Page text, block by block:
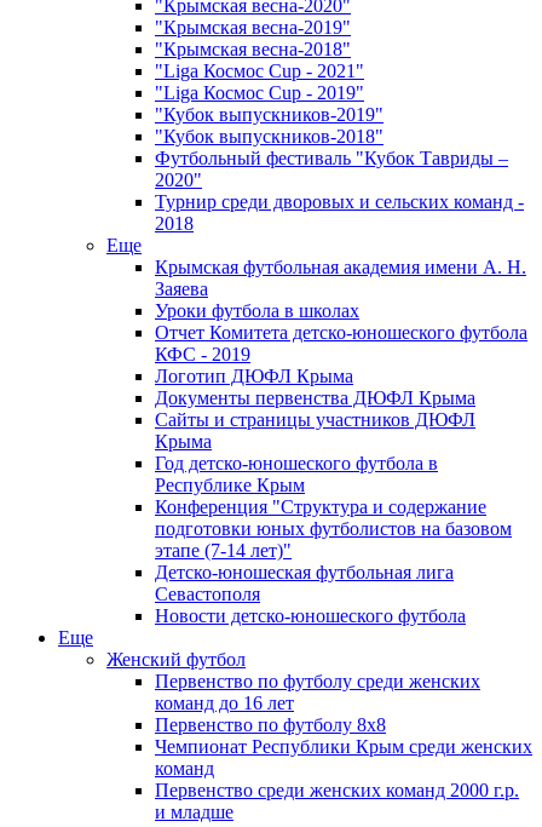
"Крымская весна-2020"
"Крымская весна-2019"
"Крымская весна-2018"
"Liga Космос Cup - 2021"
"Liga Космос Cup - 2019"
"Кубок выпускников-2019"
"Кубок выпускников-2018"
Футбольный фестиваль "Кубок Тавриды –
2020"
Турнир среди дворовых и сельских команд -
2018
Еще
Крымская футбольная академия имени А. Н.
Заяева
Уроки футбола в школах
Отчет Комитета детско-юношеского футбола
КФС - 2019
Логотип ДЮФЛ Крыма
Документы первенства ДЮФЛ Крыма
Сайты и страницы участников ДЮФЛ
Крыма
Год детско-юношеского футбола в
Республике Крым
Конференция "Структура и содержание
подготовки юных футболистов на базовом
этапе (7-14 лет)"
Детско-юношеская футбольная лига
Севастополя
Новости детско-юношеского футбола
Еще
Женский футбол
Первенство по футболу среди женских
команд до 16 лет
Первенство по футболу 8х8
Чемпионат Республики Крым среди женских
команд
Первенство среди женских команд 2000 г.р.
и младше